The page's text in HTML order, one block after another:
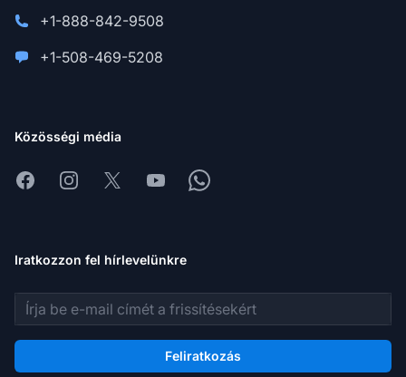
+1-888-842-9508
+1-508-469-5208
Közösségi média
FacebookInstagram
X YoutubeWhatsapp
Iratkozzon fel hírlevelünkre
E-mail cím
Feliratkozás